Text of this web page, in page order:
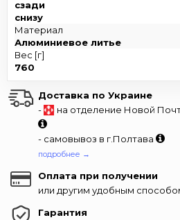
сзади
снизу
Материал
Алюминиевое литье
Вес [г]
760
Доставка по Украине
-
на отделение Новой
- самовывоз в г.Полтава
подробнее →
Оплата при получении
или другим удобным
Гарантия